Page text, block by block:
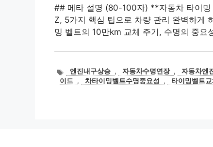
## 메타 설명 (80-100자) **자동차 타이
Z, 5가지 핵심 팁으로 차량 관리 완벽하
밍 벨트의 10만km 교체 주기, 수명의 중요
태
그
엔진내구상승 , 자동차수명연장 , 자동차엔
이드 , 차타이밍벨트수명중요성 , 타이밍벨트교